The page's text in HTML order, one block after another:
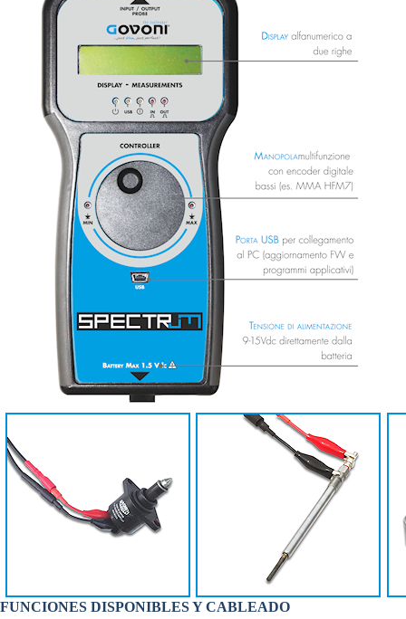
FUNCIONES DISPONIBLES Y CABLEADO